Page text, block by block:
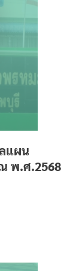
แผน
พ.ศ.2568